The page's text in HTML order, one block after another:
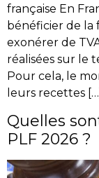
française En
bénéficier de la
exonérer de
réalisées sur le
Pour cela, le
leurs recettes
Quelles
PLF 2026 ?